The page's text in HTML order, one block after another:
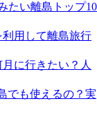
たい離島トップ10
利用して離島旅行
に行きたい？人
でも使えるの？実